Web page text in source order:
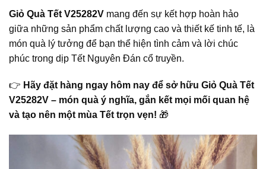
Giỏ Quà Tết V25282V mang đến sự kết hợp hoàn hảo
giữa những sản phẩm chất lượng cao và thiết kế tinh tế, là
món quà lý tưởng để bạn thể hiện tình cảm và lời chúc
phúc trong dịp Tết Nguyên Đán cổ truyền.
👉 Hãy đặt hàng ngay hôm nay để sở hữu Giỏ Quà Tết
V25282V – món quà ý nghĩa, gắn kết mọi mối quan hệ
và tạo nên một mùa Tết trọn vẹn! 🎁